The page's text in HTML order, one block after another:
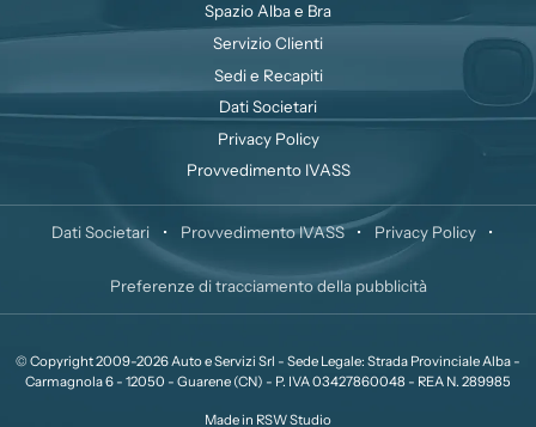
Spazio Alba e Bra
Servizio Clienti
Sedi e Recapiti
Dati Societari
Privacy Policy
Provvedimento IVASS
Dati Societari • Provvedimento IVASS • Privacy Policy •
Preferenze di tracciamento della pubblicità
© Copyright 2009-2026 Auto e Servizi Srl - Sede Legale: Strada Provinciale Alba -
Carmagnola 6 - 12050 - Guarene (CN) - P. IVA 03427860048 - REA N. 289985
Made in RSW Studio